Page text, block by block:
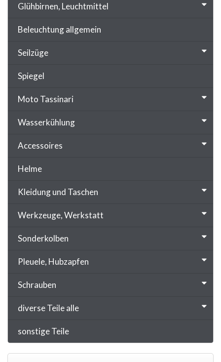
Glühbirnen, Leuchtmittel
Beleuchtung allgemein
Seilzüge
Spiegel
Moto Tassinari
Wasserkühlung
Accessoires
Helme
Kleidung und Taschen
Werkzeuge, Werkstatt
Sonderkolben
Pleuele, Hubzapfen
Schrauben
diverse Teile alle
sonstige Teile